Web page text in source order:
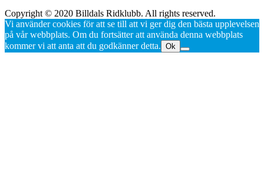
Copyright © 2020 Billdals Ridklubb. All rights reserved.
Vi använder cookies för att se till att vi ger dig den bästa upplevelsen
på vår webbplats. Om du fortsätter att använda denna webbplats
kommer vi att anta att du godkänner detta. Ok